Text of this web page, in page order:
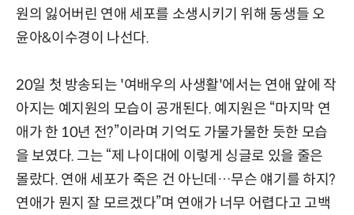
원의 잃어버린 연애 세포를 소생시키기 위해 동생들 오
윤아&이수경이 나선다.
20일 첫 방송되는 '여배우의 사생활'에서는 연애 앞에 작
아지는 예지원의 모습이 공개된다. 예지원은 “마지막 연
애가 한 10년 전?”이라며 기억도 가물가물한 듯한 모습
을 보였다. 그는 “제 나이대에 이렇게 싱글로 있을 줄은
몰랐다. 연애 세포가 죽은 건 아닌데…무슨 얘기를 하지?
연애가 뭔지 잘 모르겠다”며 연애가 너무 어렵다고 고백